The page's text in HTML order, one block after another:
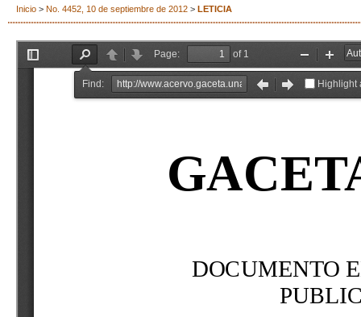
Inicio > No. 4452, 10 de septiembre de 2012 > LETICIA